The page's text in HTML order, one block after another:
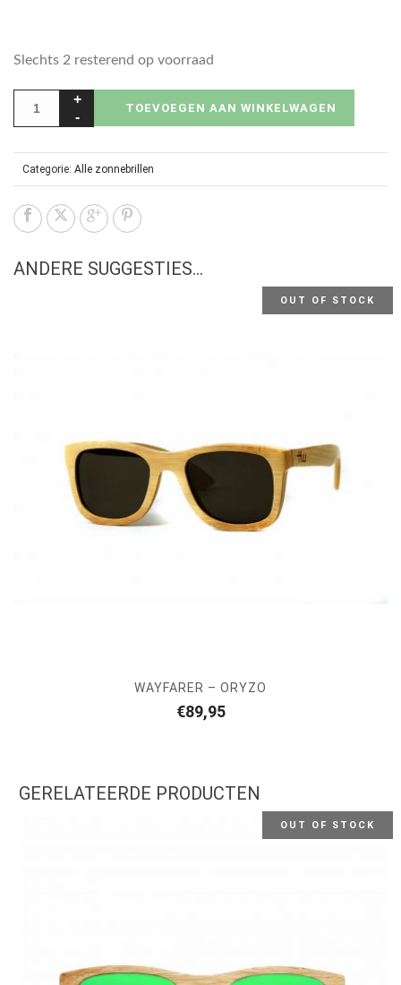
Slechts 2 resterend op voorraad
TOEVOEGEN AAN WINKELWAGEN
Categorie: Alle zonnebrillen
ANDERE SUGGESTIES…
OUT OF STOCK
WAYFARER – ORYZO
€89,95
GERELATEERDE PRODUCTEN
OUT OF STOCK